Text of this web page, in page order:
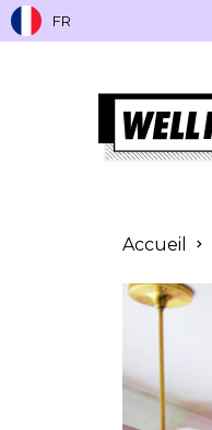
FR
Accueil